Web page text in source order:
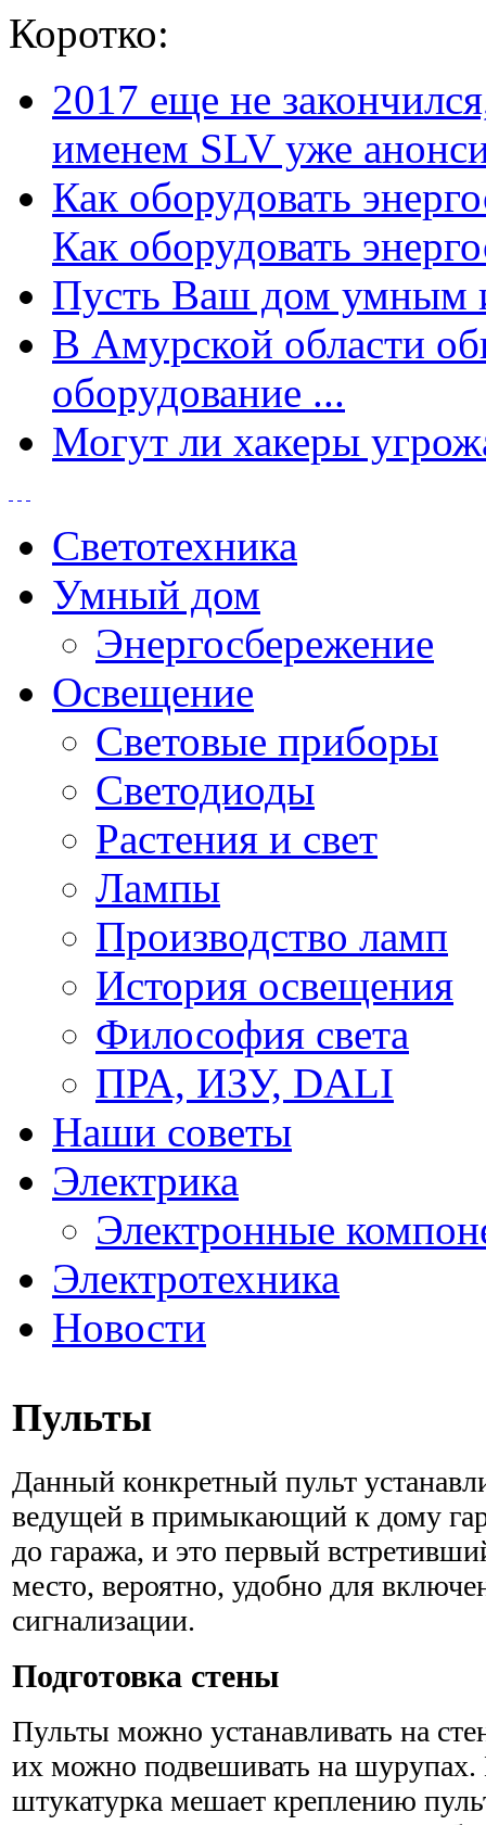
Коротко:
2017 еще не
именем SLV уже
Как оборудовать
Как оборудовать
Пусть Ваш дом умным
В Амурской области
оборудование ...
Могут ли хакеры
Светотехника
Умный дом
Энергосбережение
Освещение
Световые приборы
Светодиоды
Растения и свет
Лампы
Производство ламп
История освещения
Философия света
ПРА, ИЗУ, DALI
Наши советы
Электрика
Электронные
Электротехника
Новости
Пульты
Данный конкретный пульт
ведущей в примыкающий к дому
до гаража, и это первый
место, вероятно, удобно для
сигнализации.
Подготовка стены
Пульты можно устанавливать на
их можно подвешивать на шурупах.
штукатурка мешает креплению